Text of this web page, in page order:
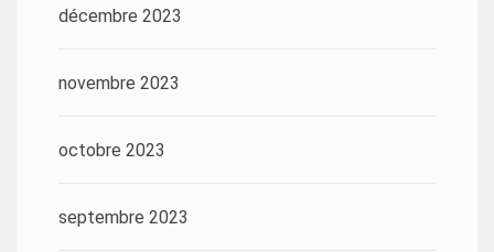
décembre 2023
novembre 2023
octobre 2023
septembre 2023